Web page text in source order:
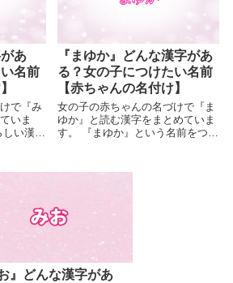
あ
名前
で『み
いま
『まゆか』どんな漢字があ
る？女の子につけたい名前
【赤ちゃんの名付け】
女の子の赤ちゃんの名づけで『ま
ゆか』と読む漢字をまとめていま
す。 『まゆか』という名前をつけ
』どんな漢字があ